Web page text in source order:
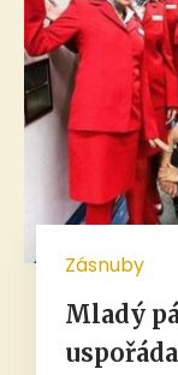
Zásnuby
Mladý